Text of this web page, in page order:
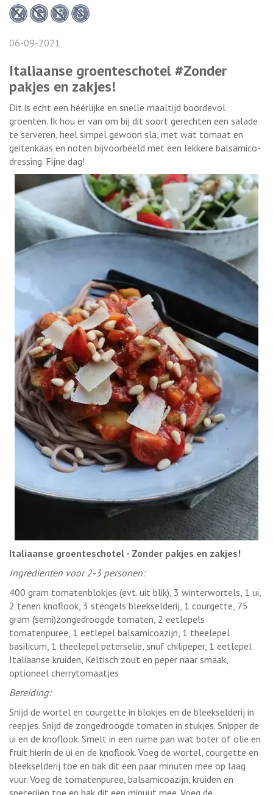
06-09-2021
Italiaanse groenteschotel #Zonder
pakjes en zakjes!
Dit is echt een héérlijke en snelle maaltijd boordevol
groenten. Ik hou er van om bij dit soort gerechten een salade
te serveren, heel simpel gewoon sla, met wat tomaat en
geitenkaas en noten bijvoorbeeld met een lekkere balsamico-
dressing. Fijne dag!
Italiaanse groenteschotel - Zonder pakjes en zakjes!
Ingredienten voor 2-3 personen:
400 gram tomatenblokjes (evt. uit blik), 3 winterwortels, 1 ui,
2 tenen knoflook, 3 stengels bleekselderij, 1 courgette, 75
gram (semi)zongedroogde tomaten, 2 eetlepels
tomatenpuree, 1 eetlepel balsamicoazijn, 1 theelepel
basilicum, 1 theelepel peterselie, snuf chilipeper, 1 eetlepel
Italiaanse kruiden, Keltisch zout en peper naar smaak,
optioneel cherrytomaatjes
Bereiding:
Snijd de wortel en courgette in blokjes en de bleekselderij in
reepjes. Snijd de zongedroogde tomaten in stukjes. Snipper de
ui en de knoflook. Smelt in een ruime pan wat boter of olie en
fruit hierin de ui en de knoflook. Voeg de wortel, courgette en
bleekselderij toe en bak dit een paar minuten mee op laag
vuur. Voeg de tomatenpuree, balsamicoazijn, kruiden en
specerijen toe en bak dit een minuut mee. Voeg de